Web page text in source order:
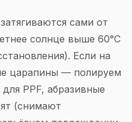
сами от
солнце выше 60°C
Если на
царапины — полируем
PPF, абразивные
(снимают